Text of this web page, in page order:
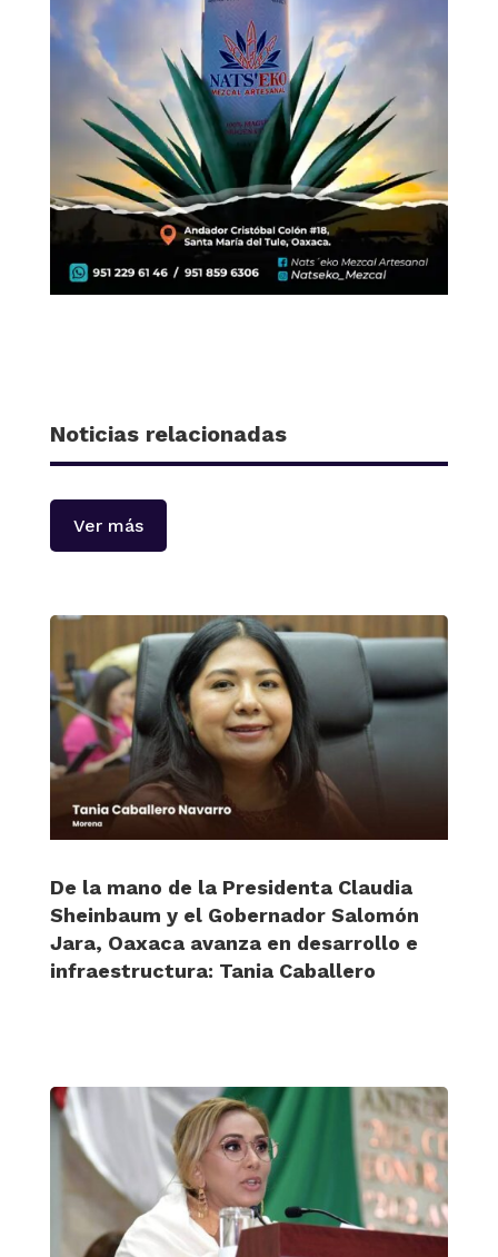
Noticias relacionadas
Ver más
De la mano de la Presidenta Claudia
Sheinbaum y el Gobernador Salomón
Jara, Oaxaca avanza en desarrollo e
infraestructura: Tania Caballero